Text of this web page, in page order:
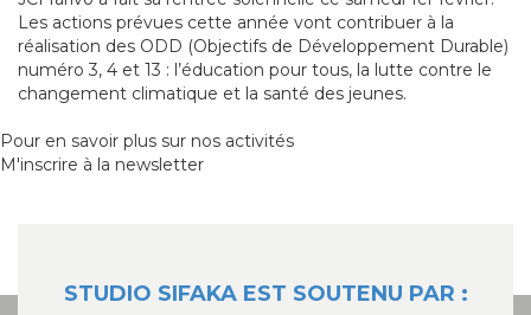
Les actions prévues cette année vont contribuer à la
réalisation des ODD (Objectifs de Développement Durable)
numéro 3, 4 et 13 : l’éducation pour tous, la lutte contre le
changement climatique et la santé des jeunes.
Pour en savoir plus sur nos activités
M'inscrire à la newsletter
STUDIO SIFAKA EST SOUTENU PAR :